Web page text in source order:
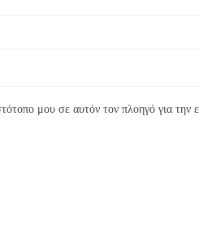
μου σε αυτόν τον πλοηγό για την